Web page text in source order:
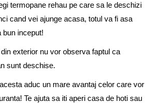
termopane rehau pe care sa le deschizi
cand vei ajunge acasa, totul va fi asa
bun inceput!
exterior nu vor observa faptul ca
sunt deschise.
aduc un mare avantaj celor care vor
Te ajuta sa iti aperi casa de hoti sau